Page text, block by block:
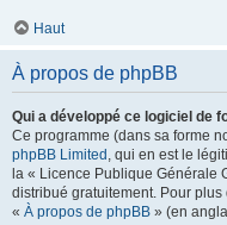
Haut
À propos de phpBB
Qui a développé ce logiciel de
Ce programme (dans sa forme
phpBB Limited , qui en est le
la « Licence Publique Générale
distribué gratuitement. Pour
« À propos de phpBB » (en